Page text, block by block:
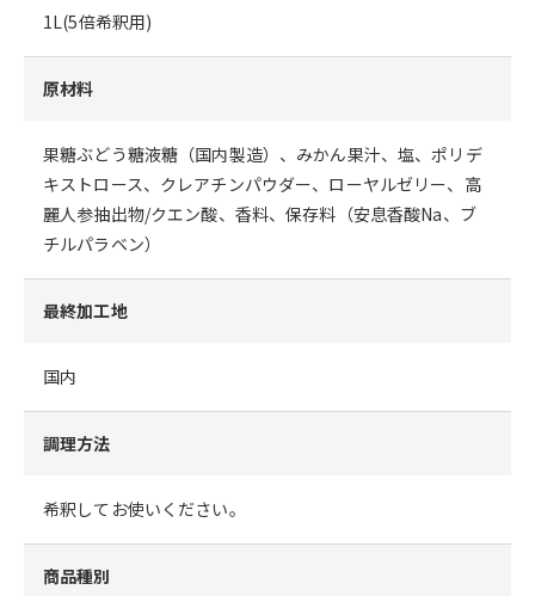
1L(5倍希釈用)
原材料
果糖ぶどう糖液糖（国内製造）、みかん果汁、塩、ポリデ
キストロース、クレアチンパウダー、ローヤルゼリー、高
麗人参抽出物/クエン酸、香料、保存料（安息香酸Na、ブ
チルパラベン）
最終加工地
国内
調理方法
希釈してお使いください。
商品種別